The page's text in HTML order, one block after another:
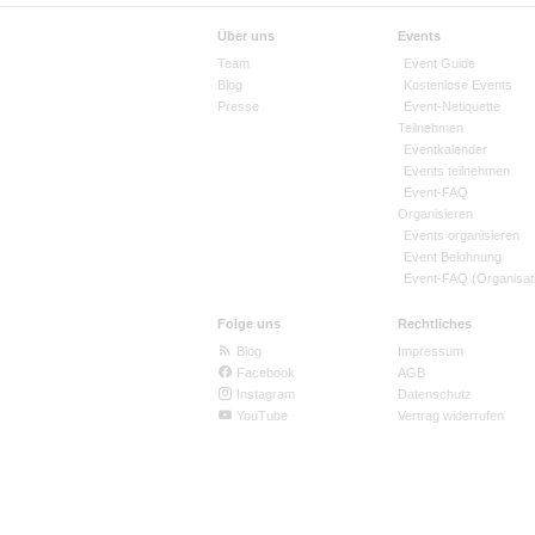
Über uns
Team
Blog
Presse
Events
Event Guide
Kostenlose Events
Event-Netiquette
Teilnehmen
Eventkalender
Events teilnehmen
Event-FAQ
Organisieren
Events organisieren
Event Belohnung
Event-FAQ
Folge uns
Blog
Facebook
Instagram
YouTube
Rechtliches
Impressum
AGB
Datenschutz
Vertrag widerrufen